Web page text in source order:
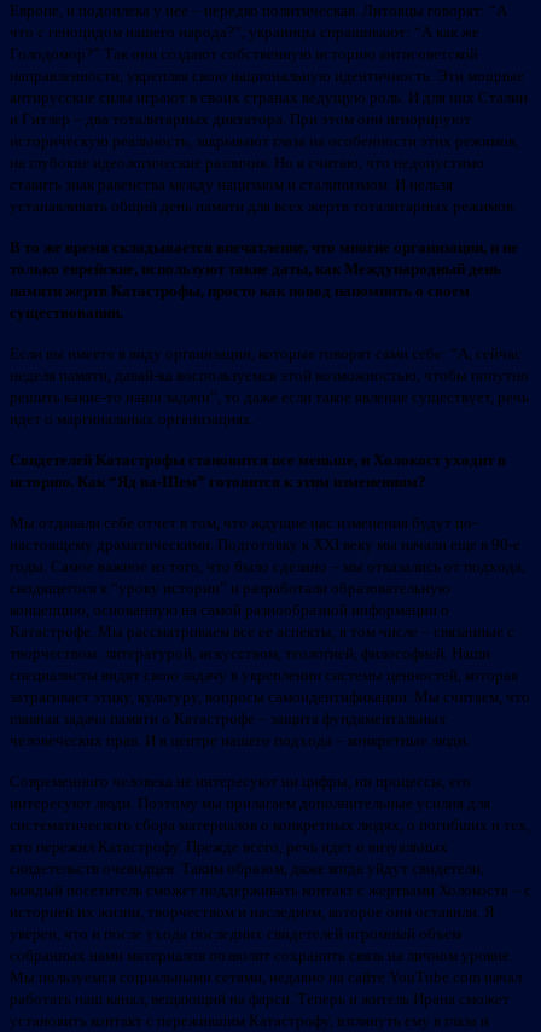
Европе, и подоплека у нее – нередко политическая. Литовцы говорят: “А
что с геноцидом нашего народа?”, украинцы спрашивают: “А как же
Голодомор?” Так они создают собственную историю антисоветской
направленности, укрепляя свою национальную идентичность. Эти мощные
антирусские силы играют в своих странах ведущую роль. И для них Сталин
и Гитлер – два тоталитарных диктатора. При этом они игнорируют
историческую реальность, закрывают глаза на особенности этих режимов,
на глубокие идеологические различия. Но я считаю, что недопустимо
ставить знак равенства между нацизмом и сталинизмом. И нельзя
устанавливать общий день памяти для всех жертв тоталитарных режимов.
В то же время складывается впечатление, что многие организации, и не
только еврейские, используют такие даты, как Международный день
памяти жертв Катастрофы, просто как повод напомнить о своем
существовании.
Если вы имеете в виду организации, которые говорят сами себе: “А, сейчас
неделя памяти, давай-ка воспользуемся этой возможностью, чтобы попутно
решить какие-то наши задачи”, то даже если такое явление существует, речь
идет о маргинальных организациях.
Свидетелей Катастрофы становится все меньше, и Холокост уходит в
историю. Как “Яд ва-Шем” готовится к этим изменениям?
Мы отдавали себе отчет в том, что ждущие нас изменения будут по-
настоящему драматическими. Подготовку к XXI веку мы начали еще в 90-е
годы. Самое важное из того, что было сделано – мы отказались от подхода,
сводящегося к “уроку истории” и разработали образовательную
концепцию, основанную на самой разнообразной информации о
Катастрофе. Мы рассматриваем все ее аспекты, в том числе – связанные с
творчеством: литературой, искусством, теологией, философией. Наши
специалисты видят свою задачу в укреплении системы ценностей, которая
затрагивает этику, культуру, вопросы самоидентификации. Мы считаем, что
главная задача памяти о Катастрофе – защита фундаментальных
человеческих прав. И в центре нашего подхода – конкретные люди.
Современного человека не интересуют ни цифры, ни процессы, его
интересуют люди. Поэтому мы прилагаем дополнительные усилия для
систематического сбора материалов о конкретных людях, о погибших и тех,
кто пережил Катастрофу. Прежде всего, речь идет о визуальных
свидетельств очевидцев. Таким образом, даже когда уйдут свидетели,
каждый посетитель сможет поддерживать контакт с жертвами Холокоста – с
историей их жизни, творчеством и наследием, которое они оставили. Я
уверен, что и после ухода последних свидетелей огромный объем
собранных нами материалов позволит сохранить связь на личном уровне.
Мы пользуемся социальными сетями, недавно на сайте YouTube.com начал
работать наш канал, вещающий на фарси. Теперь и житель Ирана сможет
установить контакт с пережившим Катастрофу, взглянуть ему в глаза и